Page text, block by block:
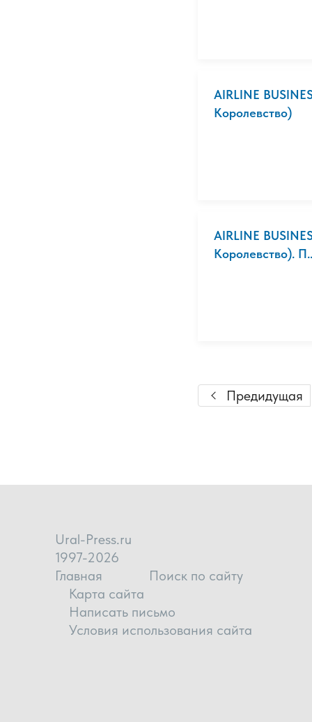
AIRLINE
Королевство)
AIRLINE
Королевство).
Предидущая
Ural-Press.ru
1997-2026
Главная
Поиск по сайту
Карта сайта
Написать письмо
Условия использования сайта